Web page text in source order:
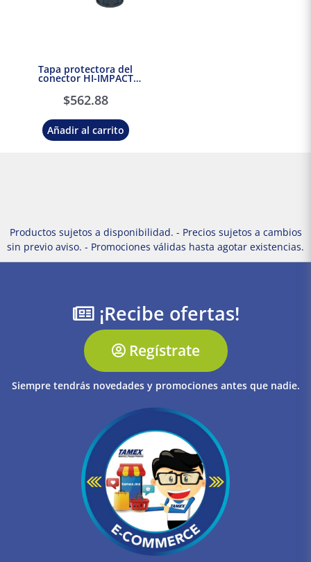
Tapa protectora del
conector HI-IMPACT
$562.88
Añadir al carrito
Productos sujetos a disponibilidad. - Precios sujetos a cambios
sin previo aviso. - Promociones válidas hasta agotar existencias.
¡Recibe ofertas!
Regístrate
Siempre tendrás novedades y promociones antes que nadie.